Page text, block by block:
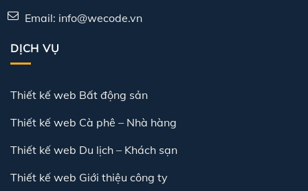
Email: info@wecode.vn
DỊCH VỤ
Thiết kế web Bất động sản
Thiết kế web Cà phê – Nhà hàng
Thiết kế web Du lịch – Khách sạn
Thiết kế web Giới thiệu công ty